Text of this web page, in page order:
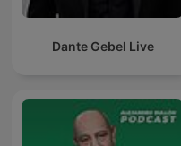
Dante Gebel Live